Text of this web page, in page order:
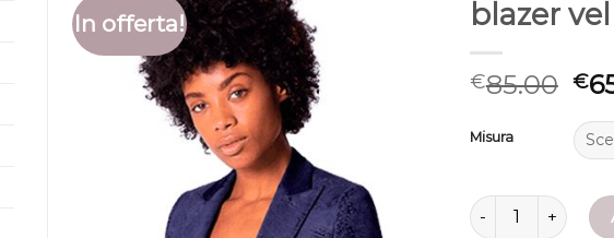
In offerta! blazer
€85.00 €
Misura
blazer velluto